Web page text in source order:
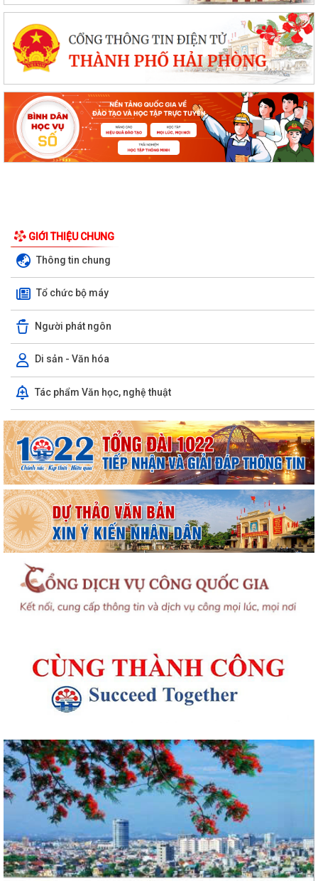
GIỚI THIỆU CHUNG
Thông tin chung
Tổ chức bộ máy
Người phát ngôn
Di sản - Văn hóa
Tác phẩm Văn học, nghệ thuật
UBND phường An Biên phát động hưởng ứng Cuộc thi và Triển lãm
ảnh nghệ thuật cấp quốc gia “Tự hào...